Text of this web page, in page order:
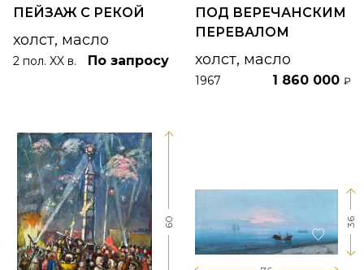
ПЕЙЗАЖ С РЕКОЙ
холст, масло
2 пол. XX в. По запросу
ПОД ВЕРЕЧАНСКИМ
ПЕРЕВАЛОМ
холст, масло
1967 1 860 000 ₽
60 36